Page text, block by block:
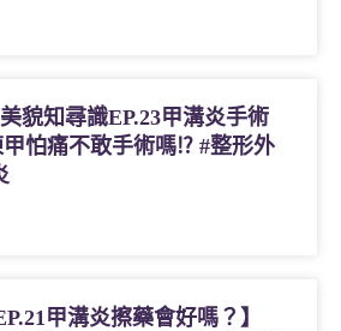
貌知尋識EP.23甲溝炎手術
怕痛不敢手術嗎⁉ #整形外
甲溝炎擦藥會好嗎？】